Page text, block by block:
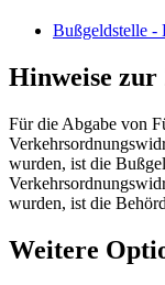
Bußgeldstelle -
Hinweise
Für die Abgabe von
wurden, ist die
wurden, ist die
Weitere